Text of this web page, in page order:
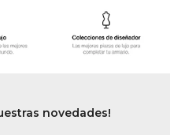
novedades!